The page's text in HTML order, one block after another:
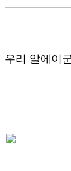
우리 알에이